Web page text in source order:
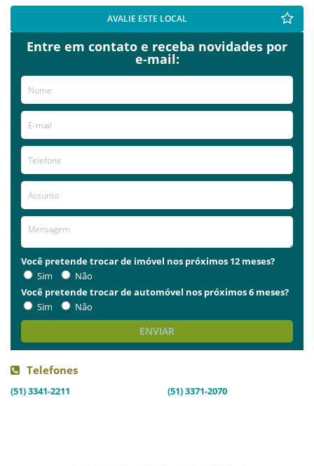
AVALIE ESTE LOCAL
Entre em contato e receba novidades por
e-mail:
Você pretende trocar de imóvel nos próximos 12 meses?
Sim
Não
Você pretende trocar de automóvel nos próximos 6 meses?
Sim
Não
ENVIAR
Telefones
(51) 3341-2211 (51) 3371-2070